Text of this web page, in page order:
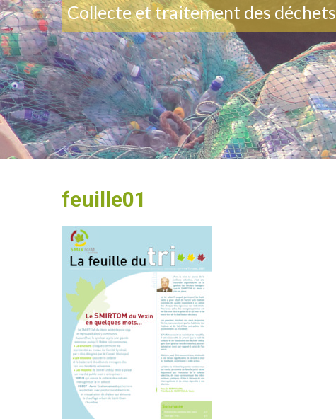
Collecte et traitement des déchets
feuille01